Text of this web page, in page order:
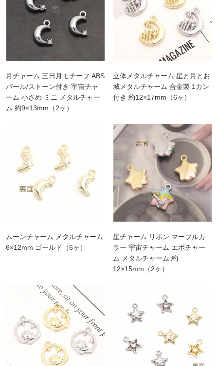
月チャーム 三日月モチーフ ABS
パール/ストーン付き 宇宙チャ
ーム 小さめ ミニ メタルチャー
ム 約9×13mm（2ヶ）
立体メタルチャーム 星と月とお
城メタルチャーム 合金製 1カン
付き 約12×17mm（6ヶ）
ムーンチャーム メタルチャーム
6×12mm ゴールド（6ヶ）
星チャーム リボン マーブルカ
ラー 宇宙チャーム エポチャー
ム メタルチャーム 約
12×15mm（2ヶ）